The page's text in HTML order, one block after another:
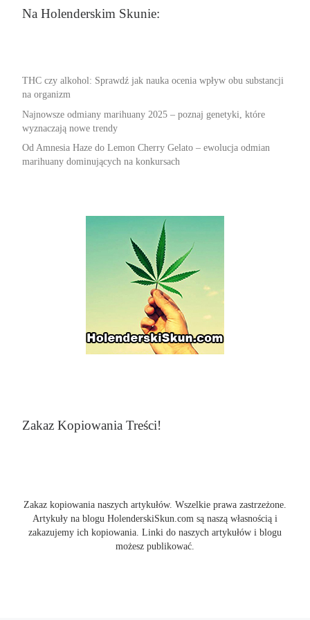
Na Holenderskim Skunie:
THC czy alkohol: Sprawdź jak nauka ocenia wpływ obu substancji
na organizm
Najnowsze odmiany marihuany 2025 – poznaj genetyki, które
wyznaczają nowe trendy
Od Amnesia Haze do Lemon Cherry Gelato – ewolucja odmian
marihuany dominujących na konkursach
Zakaz Kopiowania Treści!
Zakaz kopiowania naszych artykułów. Wszelkie prawa zastrzeżone.
Artykuły na blogu HolenderskiSkun.com są naszą własnością i
zakazujemy ich kopiowania. Linki do naszych artykułów i blogu
możesz publikować.